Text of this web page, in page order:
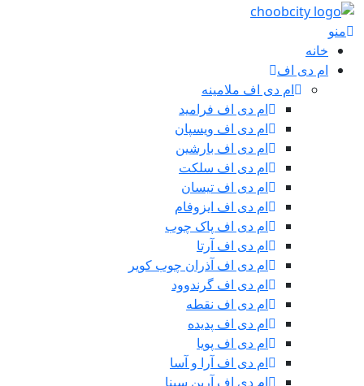
منو
خانه
ام دی اف
ام دی اف ملامینه
ام دی اف فرامید
ام دی اف ویسپان
ام دی اف بارشین
ام دی اف سلکت
ام دی اف تیسان
ام دی اف ایزوفام
ام دی اف پاک چوب
ام دی اف آرتا
ام دی اف آذران چوب کویر
ام دی اف گرندوود
ام دی اف نقطه
ام دی اف پدیده
ام دی اف پویا
ام دی اف آرا و آسا
ام دی اف آرین سینا